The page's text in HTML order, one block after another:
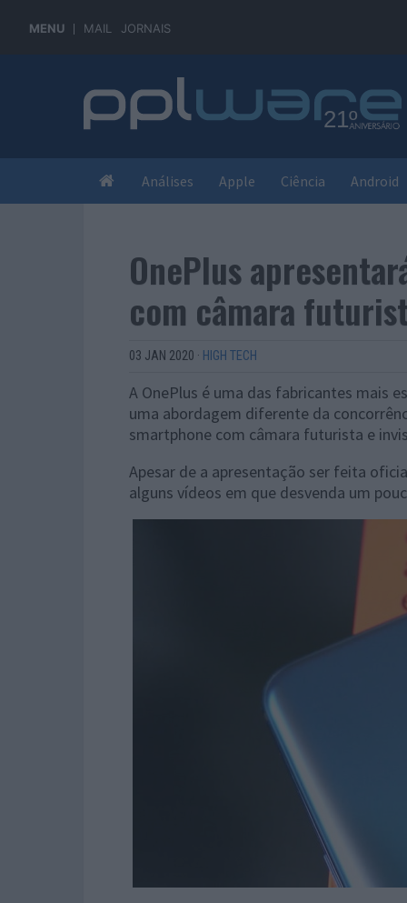
MENU MAIL JORNAIS
Análises Apple Ciência Android
OnePlus
com câmara
03 JAN 2020 · HIGH TECH
A OnePlus é uma das fabricantes mais
uma abordagem diferente da
smartphone com câmara futurista e
Apesar de a apresentação ser feita
alguns vídeos em que desvenda um